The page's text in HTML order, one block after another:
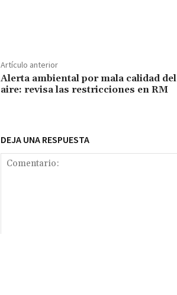
Artículo anterior
Alerta ambiental por mala calidad del
aire: revisa las restricciones en RM
DEJA UNA RESPUESTA